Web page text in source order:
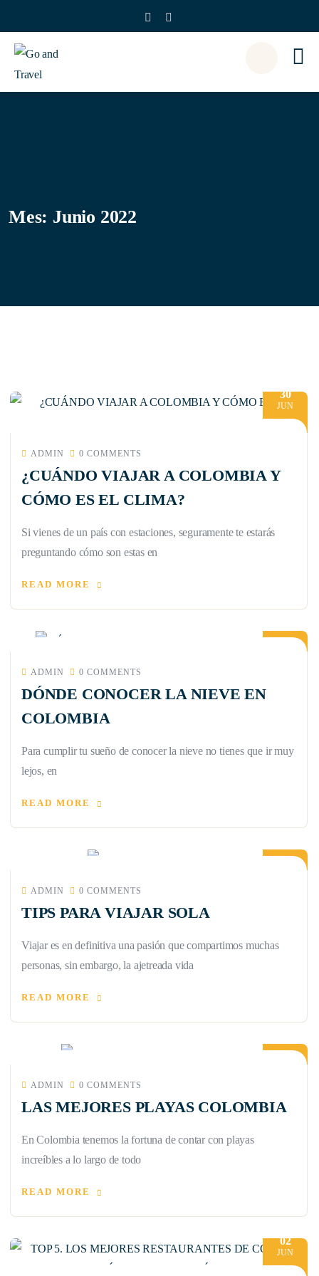
Mes: Junio 2022
30
JUN
ADMIN 0 COMMENTS
¿CUÁNDO VIAJAR A COLOMBIA Y
CÓMO ES EL CLIMA?
Si vienes de un país con estaciones, seguramente te estarás
preguntando cómo son estas en
READ MORE
23
ADMIN 0 COMMENTS
DÓNDE CONOCER LA NIEVE EN
COLOMBIA
Para cumplir tu sueño de conocer la nieve no tienes que ir muy
lejos, en
READ MORE
16
ADMIN 0 COMMENTS
TIPS PARA VIAJAR SOLA
Viajar es en definitiva una pasión que compartimos muchas
personas, sin embargo, la ajetreada vida
READ MORE
09
ADMIN 0 COMMENTS
LAS MEJORES PLAYAS COLOMBIA
En Colombia tenemos la fortuna de contar con playas
increíbles a lo largo de todo
READ MORE
02
JUN